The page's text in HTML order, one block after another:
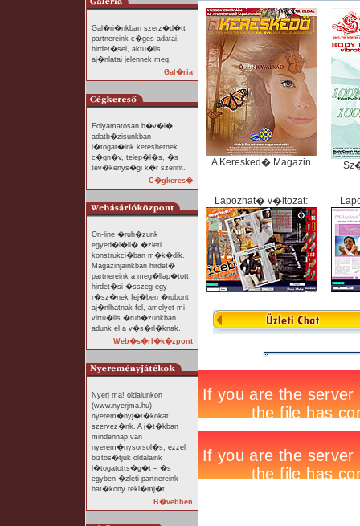
Gal�ri�nkban szerz�d�tt
partnereink c�ges adatai,
hirdet�sei, aktu�lis
aj�nlatai jelennek meg.
Gal�ria
Folyamatosan b�v�l�
adatb�zisunkban
l�togat�ink kereshetnek
c�gn�v, telep�l�s, �s
tev�kenys�gi k�r szerint.
C�gkeres�
On-line �ruh�zunk
egyed�l�ll� �zleti
konstrukci�ban m�k�dik.
Magazinjainkban hirdet�
partnereink a meg�llap�tott
hirdet�si �sszeg egy
r�sz�nek fej�ben �rubont
aj�nlhatnak fel, amelyet mi
virtu�lis �ruh�zunkban
adunk el a v�s�rl�knak.
Web�s�rl�k�zpont
Nyerj ma! oldalunkon
(www.nyerjma.hu)
nyerem�nyj�t�kokat
szervez�nk. A j�t�kban
mindennap van
nyerem�nysorsol�s, ezzel
biztos�tjuk oldalaink
l�togatotts�g�t – �s
egyben �zleti partnereink
hat�kony rekl�mj�t.
B�vebben
A Keresked� Magazin
Lapozhat� v�ltozat: